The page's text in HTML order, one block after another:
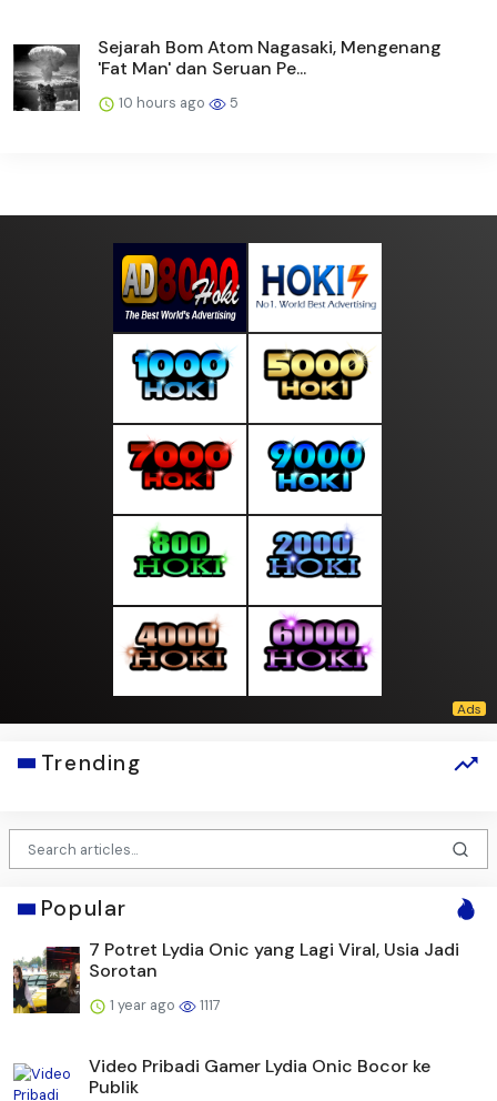
Sejarah Bom Atom Nagasaki, Mengenang
'Fat Man' dan Seruan Pe...
10 hours ago 5
Trending
Popular
7 Potret Lydia Onic yang Lagi Viral, Usia Jadi
Sorotan
1 year ago 1117
Video Pribadi Gamer Lydia Onic Bocor ke
Publik